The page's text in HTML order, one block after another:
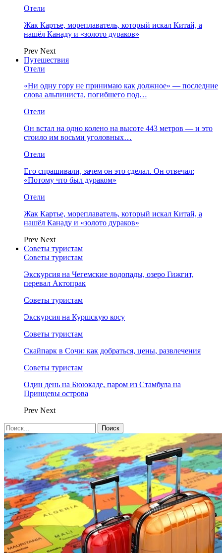
Отели
Жак Картье, мореплаватель, который искал Китай, а
нашёл Канаду и «золото дураков»
Prev Next
Путешествия
Отели
«Ни одну гору не принимаю как должное» — последние
слова альпиниста, погибшего под…
Отели
Он встал на одно колено на высоте 443 метров — и это
стоило им восьми уголовных…
Отели
Его спрашивали, зачем он это сделал. Он отвечал:
«Потому что был дураком»
Отели
Жак Картье, мореплаватель, который искал Китай, а
нашёл Канаду и «золото дураков»
Prev Next
Советы туристам
Советы туристам
Экскурсия на Чегемские водопады, озеро Гижгит,
перевал Актопрак
Советы туристам
Экскурсия на Куршскую косу
Советы туристам
Скайпарк в Сочи: как добраться, цены, развлечения
Советы туристам
Один день на Бююкаде, паром из Стамбула на
Принцевы острова
Prev Next